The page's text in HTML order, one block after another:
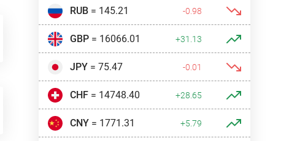
RUB= 145.21 -0.98
GBP= 16066.01 +31.13
JPY= 75.47 -0.01
CHF= 14748.40 +28.65
CNY= 1771.31 +5.79